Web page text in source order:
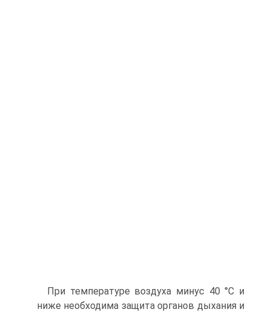
При температуре воздуха минус 40 °С и
ниже необходима защита органов дыхания и